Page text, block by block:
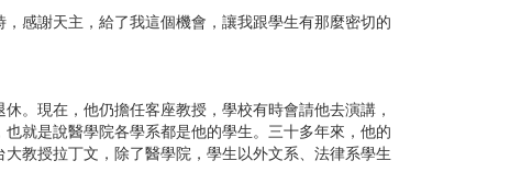
感謝天主，給了我這個機會，讓我跟學生有那麼密切的
現在，他仍擔任客座教授，學校有時會請他去演講，
就是說醫學院各學系都是他的學生。三十多年來，他的
教授拉丁文，除了醫學院，學生以外文系、法律系學生